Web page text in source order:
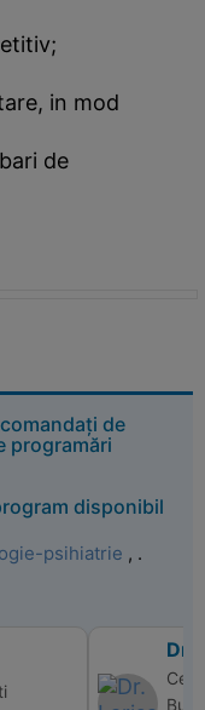
in mod
de
de
programări
disponibil
psihiatrie , .
Dr.